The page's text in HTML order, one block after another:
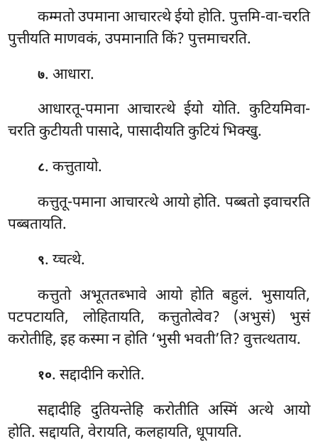
कम्मतो उपमाना आचारत्थे ईयो होति. पुत्तमि-वा-चरति
पुत्तीयति माणवकं, उपमानाति किं? पुत्तमाचरति.
७. आधारा.
आधारतू-पमाना आचारत्थे ईयो योति. कुटियमिवा-
चरति कुटीयती पासादे, पासादीयति कुटियं भिक्खु.
८. कत्तुतायो.
कत्तुतू-पमाना आचारत्थे आयो होति. पब्बतो इवाचरति
पब्बतायति.
९. य्चत्थे.
कत्तुतो अभूततब्भावे आयो होति बहुलं. भुसायति,
पटपटायति, लोहितायति, कत्तुतोत्वेव? (अभुसं) भुसं
करोतीहि, इह कस्मा न होति ‘भुसी भवती’ति? वुत्तत्थताय.
१०. सद्दादीनि करोति.
सद्दादीहि दुतियन्तेहि करोतीति अस्मिं अत्थे आयो
होति. सद्दायति, वेरायति, कलहायति, धूपायति.